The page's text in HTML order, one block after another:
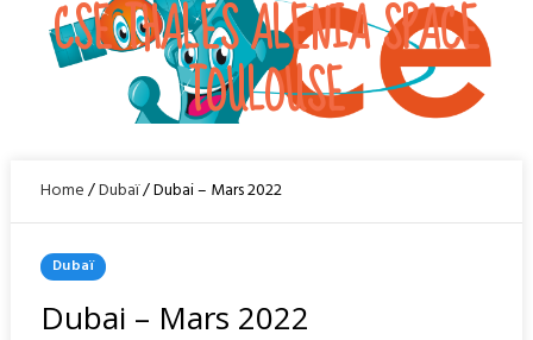
contentMenu
CSE THALES ALENIA SPACE
TOULOUSE
Home/Dubaï/Dubai – Mars 2022
Posted
In
Dubaï
Dubai – Mars 2022